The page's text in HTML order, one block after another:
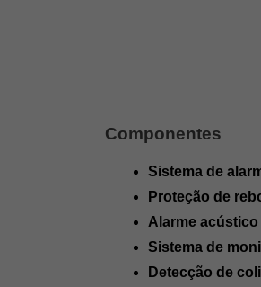
Componentes
Sistema de
Proteção de
Alarme acústico
Sistema de
Detecção de